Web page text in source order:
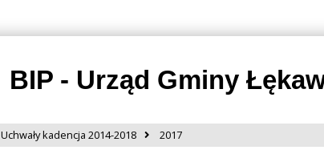
BIP - Urząd Gminy
Uchwały kadencja 2014-2018 2017